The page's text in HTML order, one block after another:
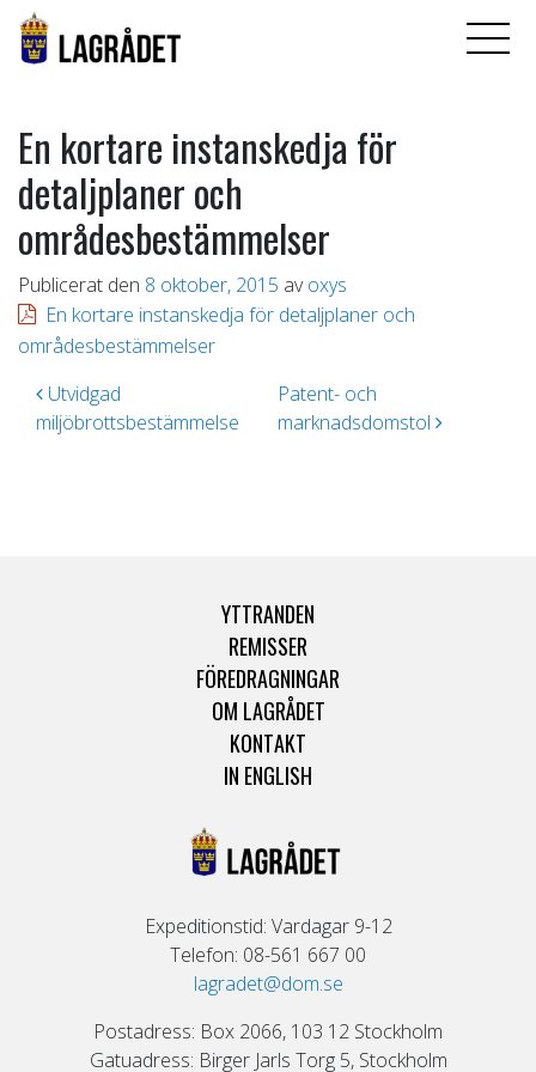
En kortare instanskedja för
detaljplaner och
områdesbestämmelser
Publicerat den 8 oktober, 2015 av oxys
En kortare instanskedja för detaljplaner och
områdesbestämmelser
Inläggsnavigering
Utvidgad
miljöbrottsbestämmelse
Patent- och
marknadsdomstol
YTTRANDEN
REMISSER
FÖREDRAGNINGAR
OM LAGRÅDET
KONTAKT
IN ENGLISH
Expeditionstid: Vardagar 9-12
Telefon: 08-561 667 00
lagradet@dom.se
Postadress: Box 2066, 103 12 Stockholm
Gatuadress: Birger Jarls Torg 5, Stockholm